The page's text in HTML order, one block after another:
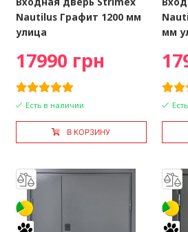
Nautilus Графит 1200 мм
улица
17990 грн
Есть в наличии
В КОРЗИНУ
мм